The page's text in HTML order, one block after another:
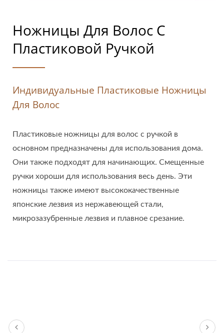
Ножницы Для Волос С
Пластиковой Ручкой
Индивидуальные Пластиковые Ножницы
Для Волос
Пластиковые ножницы для волос с ручкой в
основном предназначены для использования дома.
Они также подходят для начинающих. Смещенные
ручки хороши для использования весь день. Эти
ножницы также имеют высококачественные
японские лезвия из нержавеющей стали,
микрозазубренные лезвия и плавное срезание.